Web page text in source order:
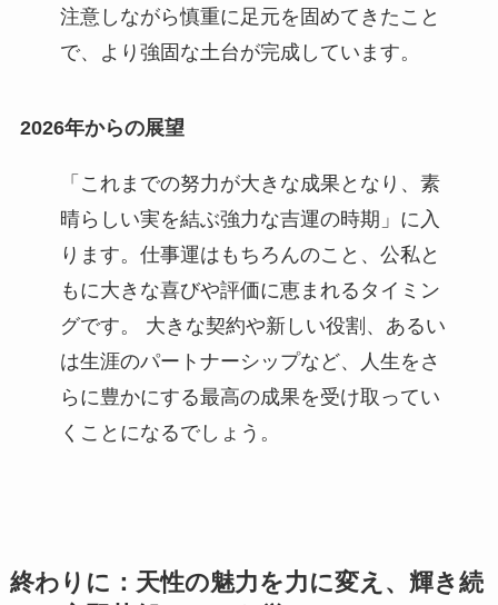
注意しながら慎重に足元を固めてきたこと
で、より強固な土台が完成しています。
2026年からの展望
「これまでの努力が大きな成果となり、素
晴らしい実を結ぶ強力な吉運の時期」に入
ります。仕事運はもちろんのこと、公私と
もに大きな喜びや評価に恵まれるタイミン
グです。 大きな契約や新しい役割、あるい
は生涯のパートナーシップなど、人生をさ
らに豊かにする最高の成果を受け取ってい
くことになるでしょう。
終わりに：天性の魅力を力に変え、輝き続